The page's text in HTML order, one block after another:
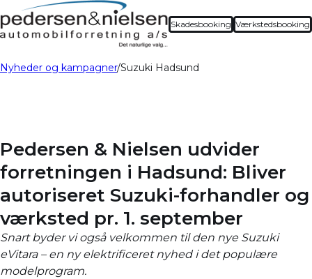
Skadesbooking Værkstedsbooking
Nyheder og kampagner Suzuki Hadsund
Pedersen & Nielsen udvider
forretningen i Hadsund: Bliver
autoriseret Suzuki-forhandler og
værksted pr. 1. september
Snart byder vi også velkommen til den nye Suzuki
eVitara – en ny elektrificeret nyhed i det populære
modelprogram.